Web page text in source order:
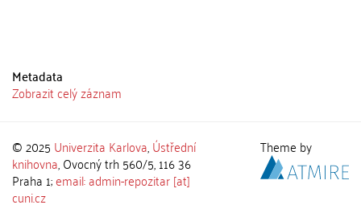
Metadata
Zobrazit celý záznam
© 2025 Univerzita Karlova,Ústřední
knihovna, Ovocný trh 560/5, 116 36
Praha 1;email: admin-repozitar [at]
cuni.cz
Theme by